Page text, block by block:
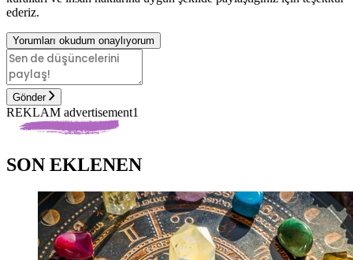
ederiz.
Yorumları okudum onaylıyorum
Gönder
REKLAM advertisement1
SON EKLENEN